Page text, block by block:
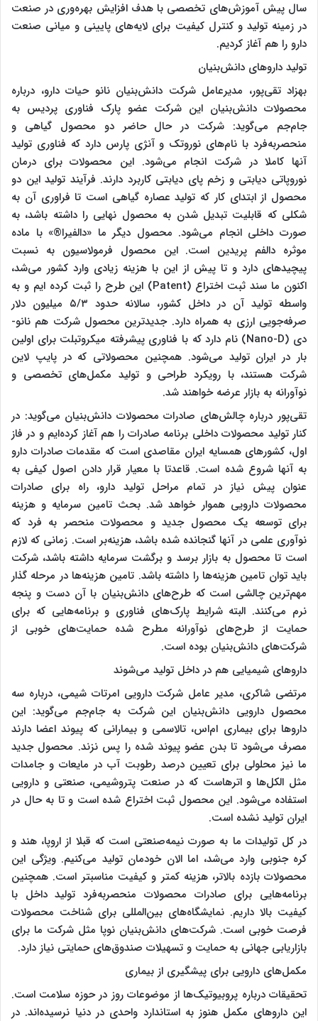
سال پیش آموزش‌های تخصصی با هدف افزایش بهره‌وری در صنعت
در زمینه تولید و کنترل کیفیت برای لایه‌های پایینی و میانی صنعت
دارو را هم آغاز کردیم.
تولید داروهای دانش‌بنیان
بهزاد تقی‌پور، مدیرعامل شرکت دانش‌بنیان نانو حیات دارو، درباره
محصولات دانش‌بنیان این شرکت عضو پارک فناوری پردیس به
جام‌جم می‌گوید: شرکت در حال حاضر دو محصول گیاهی و
منحصربه‌فرد با نام‌های نوروتک و آنژی پارس دارد که فناوری تولید
آنها کاملا در شرکت انجام می‌شود. این محصولات برای درمان
نوروپاتی دیابتی و زخم پای دیابتی کاربرد دارند. فرآیند تولید این دو
محصول از ابتدای کار که تولید عصاره گیاهی است تا فراوری آن به
شکلی که قابلیت تبدیل شدن به محصول نهایی را داشته باشد، به
صورت داخلی انجام می‌شود. محصول دیگر ما «دالفیرا®» با ماده
موثره دالفم پریدین است. این محصول فرمولاسیون به نسبت
پیچیدهای دارد و تا پیش از این با هزینه زیادی وارد کشور می‌شد،
اکنون ما سند ثبت اختراع (Patent) این طرح را ثبت کرده ایم و به
واسطه تولید آن در داخل کشور، سالانه حدود ۵/۳ میلیون دلار
صرفه‌جویی ارزی به همراه دارد. جدیدترین محصول شرکت هم نانو-
دی (Nano-D) نام دارد که با فناوری پیشرفته میکروتبلت برای اولین
بار در ایران تولید می‌شود. همچنین محصولاتی که در پایپ لاین
شرکت هستند، با رویکرد طراحی و تولید مکمل‌های تخصصی و
نوآورانه به بازار عرضه خواهند شد.
تقی‌پور درباره چالش‌های صادرات محصولات دانش‌بنیان می‌گوید: در
کنار تولید محصولات داخلی برنامه صادرات را هم آغاز کرده‌ایم و در فاز
اول، کشور‌های همسایه ایران مقاصدی است که مقدمات صادرات دارو
به آنها شروع شده است. قاعدتا با معیار قرار دادن اصول کیفی به
عنوان پیش نیاز در تمام مراحل تولید دارو، راه برای صادرات
محصولات دارویی هموار خواهد شد. بحث تامین سرمایه و هزینه
برای توسعه یک محصول جدید و محصولات منحصر به فرد که
نوآوری علمی در آنها گنجانده شده باشد، هزینه‌بر است. زمانی که لازم
است تا محصول به بازار برسد و برگشت سرمایه داشته باشد، شرکت
باید توان تامین هزینه‌ها را داشته باشد. تامین هزینه‌ها در مرحله گذار
مهم‌ترین چالشی است که طرح‌های دانش‌بنیان با آن دست و پنجه
نرم می‌کنند. البته شرایط پارک‌های فناوری و برنامه‌هایی که برای
حمایت از طرح‌های نوآورانه مطرح شده حمایت‌های خوبی از
شرکت‌های دانش‌بنیان بوده است.
داروهای شیمیایی هم در داخل تولید می‌شوند
مرتضی شاکری، مدیر عامل شرکت دارویی امرتات شیمی، درباره سه
محصول دارویی دانش‌بنیان این شرکت به جام‌جم می‌گوید: این
داروها برای بیماری ام‌اس، تالاسمی و بیمارانی که پیوند اعضا دارند
مصرف می‌شود تا بدن عضو پیوند شده را پس نزند. محصول جدید
ما نیز محلولی برای تعیین درصد رطوبت آب در مایعات و جامدات
مثل الکل‌ها و اترهاست که در صنعت پتروشیمی، صنعتی و دارویی
استفاده می‌شود. این محصول ثبت اختراع شده است و تا به حال در
ایران تولید نشده است.
در کل تولیدات ما به صورت نیمه‌صنعتی است که قبلا از اروپا، هند و
کره جنوبی وارد می‌شد، اما الان خودمان تولید می‌کنیم. ویژگی این
محصولات بازده بالاتر، هزینه کمتر و کیفیت مناسبتر است. همچنین
برنامه‌هایی برای صادرات محصولات منحصربه‌فرد تولید داخل با
کیفیت بالا داریم. نمایشگاه‌های بین‌المللی برای شناخت محصولات
فرصت خوبی است. شرکت‌های دانش‌بنیان نوپا مثل شرکت ما برای
بازاریابی جهانی به حمایت و تسهیلات صندوق‌های حمایتی نیاز دارد.
مکمل‌های دارویی برای پیشگیری از بیماری
تحقیقات درباره پروبیوتیک‌ها از موضوعات روز در حوزه سلامت است.
این داروهای مکمل هنوز به استاندارد واحدی در دنیا نرسیده‌اند. در